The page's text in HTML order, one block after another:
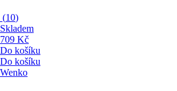
(10)
Skladem
709 Kč
Do košíku
Do košíku
Wenko